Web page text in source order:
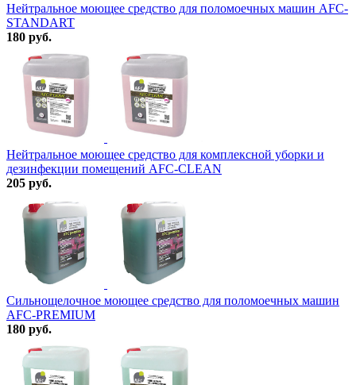
Нейтральное моющее средство для поломоечных машин AFC-
STANDART
180 руб.
Нейтральное моющее средство для комплексной уборки и
дезинфекции помещений AFC-CLEAN
205 руб.
Сильнощелочное моющее средство для поломоечных машин
AFC-PREMIUM
180 руб.